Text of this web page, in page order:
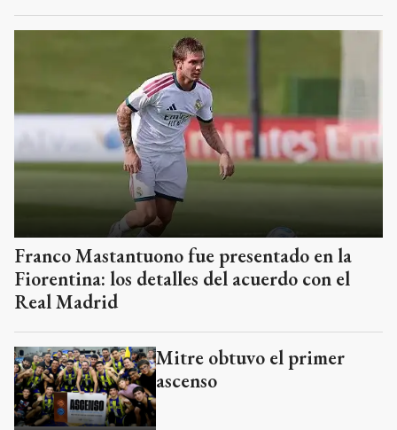
Franco Mastantuono fue presentado en la
Fiorentina: los detalles del acuerdo con el
Real Madrid
Mitre obtuvo el primer
ascenso